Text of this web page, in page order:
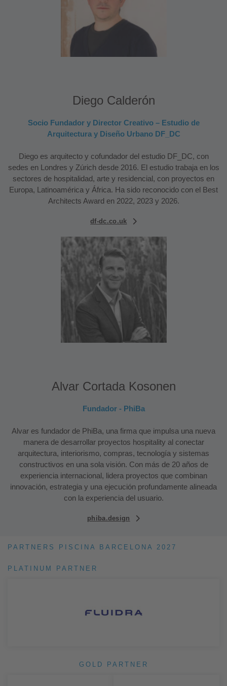
Diego Calderón
Socio Fundador y Director Creativo – Estudio de
Arquitectura y Diseño Urbano DF_DC
Diego es arquitecto y cofundador del estudio DF_DC, con
sedes en Londres y Zúrich desde 2016. El estudio trabaja en los
sectores de hospitalidad, arte y residencial, con proyectos en
Europa, Latinoamérica y África. Ha sido reconocido con el Best
Architects Award en 2022, 2023 y 2026.
df-dc.co.uk
Alvar Cortada Kosonen
Fundador - PhiBa
Alvar es fundador de PhiBa, una firma que impulsa una nueva
manera de desarrollar proyectos hospitality al conectar
arquitectura, interiorismo, compras, tecnología y sistemas
constructivos en una sola visión. Con más de 20 años de
experiencia internacional, lidera proyectos que combinan
innovación, estrategia y una ejecución profundamente alineada
con la experiencia del usuario.
phiba.design
PARTNERS PISCINA BARCELONA 2027
PLATINUM PARTNER
GOLD PARTNER